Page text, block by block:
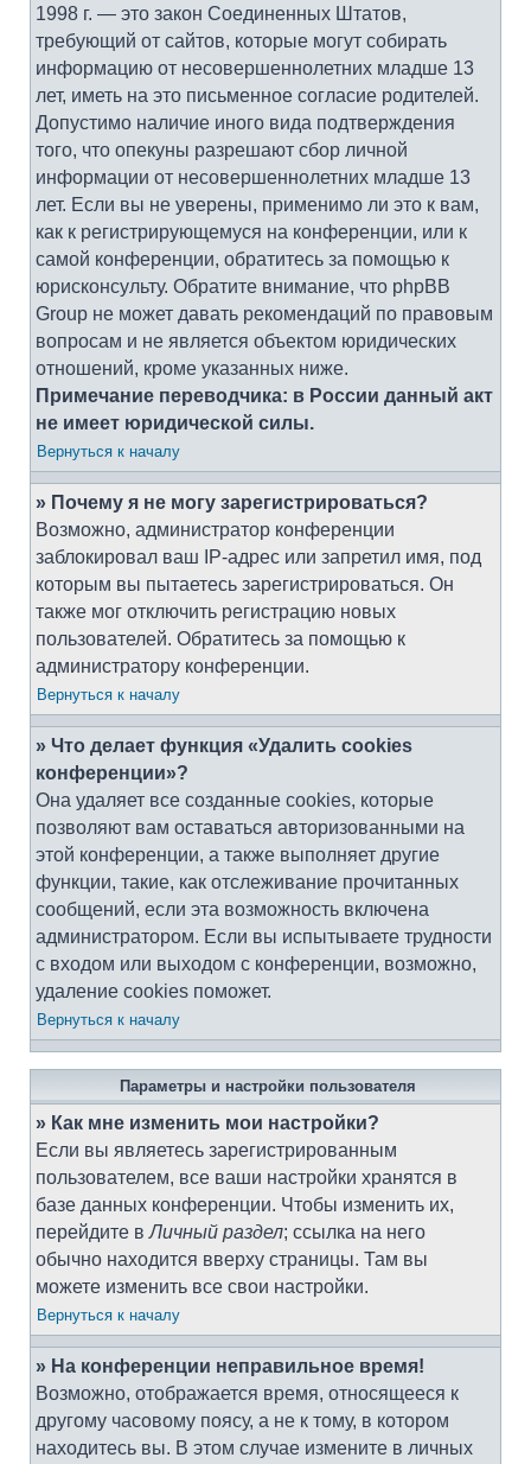
1998 г. — это закон Соединенных Штатов,
требующий от сайтов, которые могут собирать
информацию от несовершеннолетних младше 13
лет, иметь на это письменное согласие родителей.
Допустимо наличие иного вида подтверждения
того, что опекуны разрешают сбор личной
информации от несовершеннолетних младше 13
лет. Если вы не уверены, применимо ли это к вам,
как к регистрирующемуся на конференции, или к
самой конференции, обратитесь за помощью к
юрисконсульту. Обратите внимание, что phpBB
Group не может давать рекомендаций по правовым
вопросам и не является объектом юридических
отношений, кроме указанных ниже.
Примечание переводчика: в России данный акт
не имеет юридической силы.
Вернуться к началу
» Почему я не могу зарегистрироваться?
Возможно, администратор конференции
заблокировал ваш IP-адрес или запретил имя, под
которым вы пытаетесь зарегистрироваться. Он
также мог отключить регистрацию новых
пользователей. Обратитесь за помощью к
администратору конференции.
Вернуться к началу
» Что делает функция «Удалить cookies
конференции»?
Она удаляет все созданные cookies, которые
позволяют вам оставаться авторизованными на
этой конференции, а также выполняет другие
функции, такие, как отслеживание прочитанных
сообщений, если эта возможность включена
администратором. Если вы испытываете трудности
с входом или выходом с конференции, возможно,
удаление cookies поможет.
Вернуться к началу
Параметры и настройки пользователя
» Как мне изменить мои настройки?
Если вы являетесь зарегистрированным
пользователем, все ваши настройки хранятся в
базе данных конференции. Чтобы изменить их,
перейдите вЛичный раздел; ссылка на него
обычно находится вверху страницы. Там вы
можете изменить все свои настройки.
Вернуться к началу
» На конференции неправильное время!
Возможно, отображается время, относящееся к
другому часовому поясу, а не к тому, в котором
находитесь вы. В этом случае измените в личных